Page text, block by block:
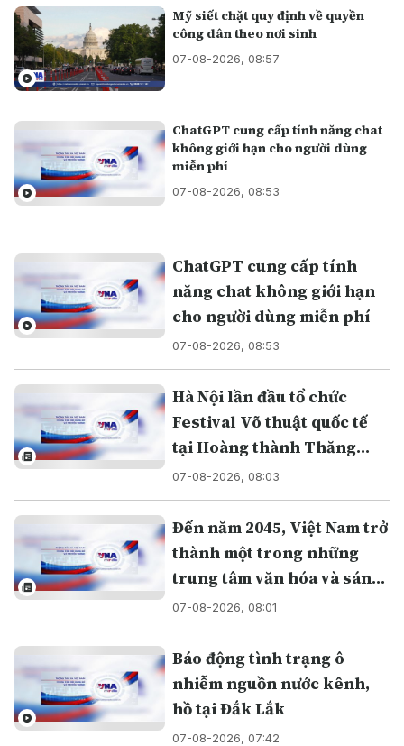
Mỹ siết chặt quy định về quyền
công dân theo nơi sinh
07-08-2026, 08:57
ChatGPT cung cấp tính năng chat
không giới hạn cho người dùng
miễn phí
07-08-2026, 08:53
ChatGPT cung cấp tính
năng chat không giới hạn
cho người dùng miễn phí
07-08-2026, 08:53
Hà Nội lần đầu tổ chức
Festival Võ thuật quốc tế
tại Hoàng thành Thăng
Long
07-08-2026, 08:03
Đến năm 2045, Việt Nam trở
thành một trong những
trung tâm văn hóa và sáng
tạo hàng đầu khu vực
07-08-2026, 08:01
Báo động tình trạng ô
nhiễm nguồn nước kênh,
hồ tại Đắk Lắk
07-08-2026, 07:42